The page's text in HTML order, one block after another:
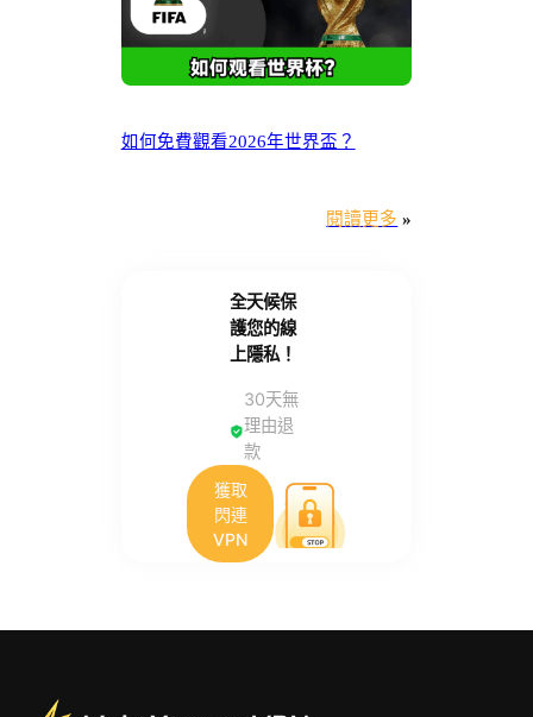
如何免費觀看2026年世界盃？
閱讀更多 »
全天候保
護您的線
上隱私！
30天無
理由退
款
獲取
閃連
VPN